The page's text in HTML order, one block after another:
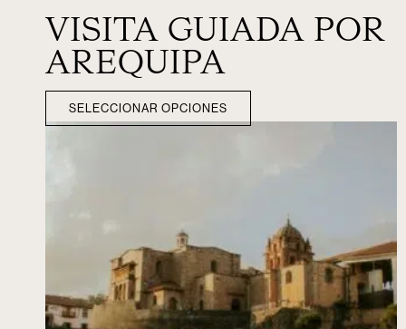
VISITA GUIADA POR
AREQUIPA
SELECCIONAR OPCIONES